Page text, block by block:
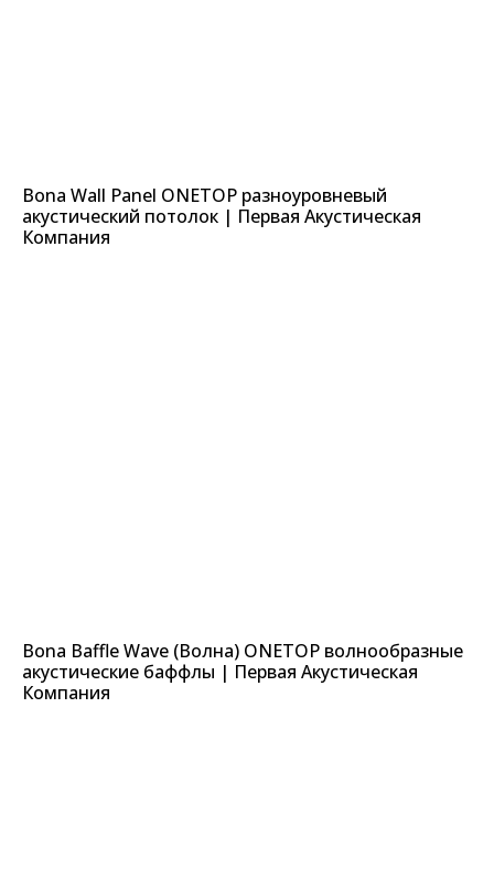
Bona Wall Panel ONETOP разноуровневый
акустический потолок | Первая Акустическая
Компания
Bona Baffle Wave (Волна) ONETOP волнообразные
акустические баффлы | Первая Акустическая
Компания